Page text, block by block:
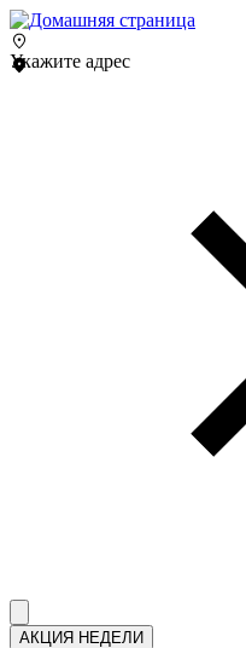
Укажите адрес
АКЦИЯ НЕДЕЛИ